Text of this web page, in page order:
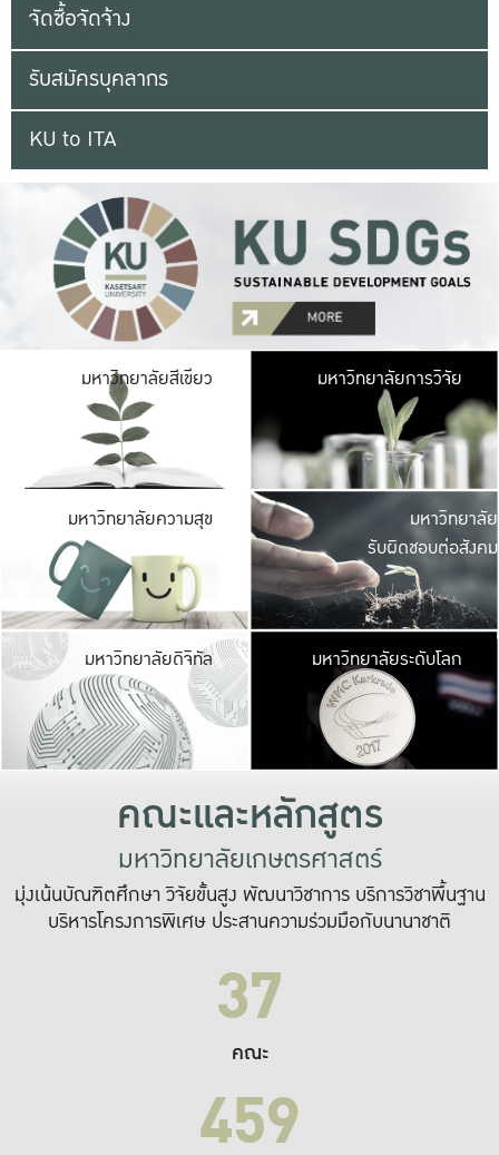
จัดซื้อจัดจ้าง
รับสมัครบุคลากร
KU to ITA
มหาวิทยาลัยสีเขียว มหาวิ
มีพื้นที่เขียวสดใส
เป็นป่าในเมือง เกษต
มหาวิทยาลัยการวิจัย
มหาวิทยาลัยความสุข มหาวิ
ค
เปิดประ
และพบเรื่องราวใ
มหาวิทยาลัย
รับผิดชอบต่อสังคม
มหาวิทยาลัยดิจิทัล มหาวิ
เปลี่ยนแปลง แล
เพื่อทำง
ระบบสารสนเทศ
มหาวิทยาลัยระดับโลก
คณะและหลักสูตร
มหาวิทยาลัยเกษตรศาสตร์
มุ่งเน้นบัณฑิตศึกษา วิจัยขั้นสูง พัฒนาวิชาการ บริการวิชาพื้นฐาน
บริหารโครงการพิเศษ ประสานความร่วมมือกับนานาชาติ
37
คณะ
459